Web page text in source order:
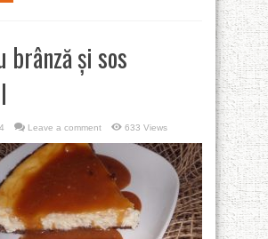
brânză și sos
Leave a comment 633 Views